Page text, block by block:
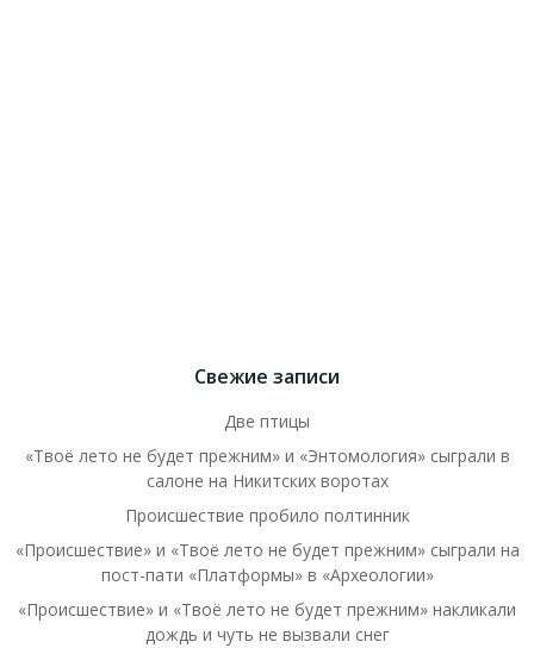
Свежие записи
Две птицы
«Твоё лето не будет прежним» и «Энтомология» сыграли в
салоне на Никитских воротах
Происшествие пробило полтинник
«Происшествие» и «Твоё лето не будет прежним» сыграли на
пост-пати «Платформы» в «Археологии»
«Происшествие» и «Твоё лето не будет прежним» накликали
дождь и чуть не вызвали снег